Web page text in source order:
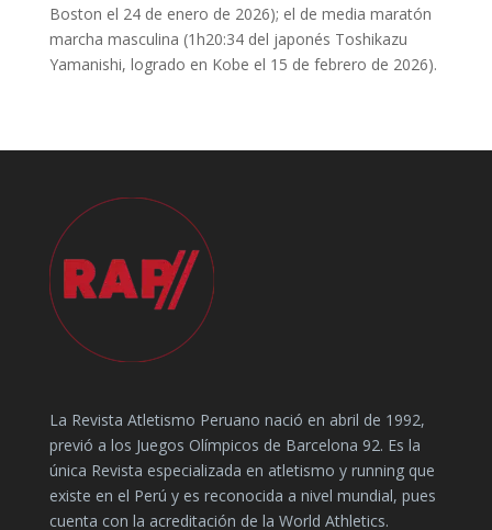
Boston el 24 de enero de 2026); el de media maratón
marcha masculina (1h20:34 del japonés Toshikazu
Yamanishi, logrado en Kobe el 15 de febrero de 2026).
La Revista Atletismo Peruano nació en abril de 1992,
previó a los Juegos Olímpicos de Barcelona 92. Es la
única Revista especializada en atletismo y running que
existe en el Perú y es reconocida a nivel mundial, pues
cuenta con la acreditación de la World Athletics.